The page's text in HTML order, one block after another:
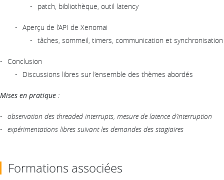
patch, bibliothèque, outil latency
Aperçu de l’API de Xenomai
tâches, sommeil, timers, communication et synchronisation
Conclusion
Discussions libres sur l’ensemble des thèmes abordés
Mises en pratique :
observation des threaded interrupts, mesure de latence d’interruption
expérimentations libres suivant les demandes des stagiaires
Formations associées